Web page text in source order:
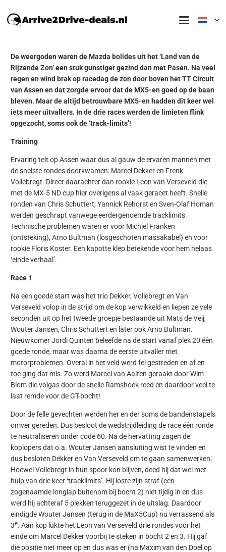
De weergoden waren de Mazda bolides uit het ‘Land van de
Rijzende Zon’ een stuk gunstiger gezind dan met Pasen. Na veel
regen en wind brak op racedag de zon door boven het TT Circuit
van Assen en dat zorgde ervoor dat de MX5-en goed op de baan
bleven. Maar de altijd betrouwbare MX5-en hadden dit keer wel
iets meer uitvallers. In de drie races werden de limieten flink
opgezocht, soms ook de ‘track-limits’!
Training
Ervaring telt op Assen waar dus al gauw de ervaren mannen met
de snelste rondes doorkwamen: Marcel Dekker en Frenk
Vollebregt. Direct daarachter dan rookie Leon van Verseveld die
met de MX-5 ND cup hier overigens al vaak geracet heeft. Snelle
ronden van Chris Schuttert, Yannick Rehorst en Sven-Olaf Homan
werden geschrapt vanwege eerdergenoemde tracklimits.
Technische problemen waren er voor Michiel Franken
(ontsteking), Arno Bultman (losgeschoten massakabel) en voor
rookie Floris Koster. Een kapotte klep betekende voor hem helaas
‘einde verhaal’.
Race 1
Na een goede start was het trio Dekker, Vollebregt en Van
Verseveld volop in de strijd om de kop verwikkeld en liepen ze vele
seconden uit op het tweede groepje bestaande uit Mats de Veij,
Wouter Jansen, Chris Schuttert en later ook Arno Bultman.
Nieuwkomer Jordi Quinten beleefde na de start vanaf plek 20 één
goede ronde, maar was daarna de eerste uitvaller met
motorproblemen. Overal in het veld werd fel gestreden en af en
toe ging dat mis. Zo werd Marcel van Aalten geraakt door Wim
Blom die volgas door de snelle Ramshoek reed en daardoor veel te
laat remde voor de GT-bocht!
Door de felle gevechten werden her en der soms de bandenstapels
omver gereden. Dus besloot de wedstrijdleiding de race één ronde
te neutraliseren onder code 60. Na de hervatting zagen de
koplopers dat o.a. Wouter Jansen aansluiting wist te vinden en
dus besloten Dekker en Van Verseveld om te gaan samenwerken.
Hoewel Vollebregt in hun spoor kon blijven, deed hij dat wel met
hulp van drie keer ‘tracklimits’. Hij loste zijn straf (een
zogenaamde longlap buitenom bij bocht 2) niet tijdig in en dus
werd hij achteraf 5 plekken teruggezet in de uitslag. Daardoor
eindigde Wouter Jansen (terug in de MaX5Cup) nu verrassend als
3e. Aan kop lukte het Leon van Verseveld drie rondes voor het
einde om Marcel Dekker voorbij te steken in bocht 2 en 3. Hij gaf
die positie niet meer op en dus was er (na Maxim van den Doel op